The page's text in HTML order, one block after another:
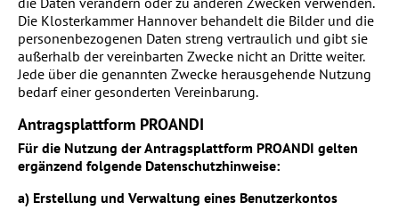
Die Klosterkammer Hannover behandelt die Bilder und die
personenbezogenen Daten streng vertraulich und gibt sie
außerhalb der vereinbarten Zwecke nicht an Dritte weiter.
Jede über die genannten Zwecke herausgehende Nutzung
bedarf einer gesonderten Vereinbarung.
Antragsplattform PROANDI
Für die Nutzung der Antragsplattform PROANDI gelten
ergänzend folgende Datenschutzhinweise:
a) Erstellung und Verwaltung eines Benutzerkontos